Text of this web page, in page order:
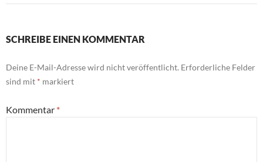
SCHREIBE EINEN KOMMENTAR
Deine E-Mail-Adresse wird nicht veröffentlicht. Erforderliche Felder
sind mit * markiert
Kommentar *